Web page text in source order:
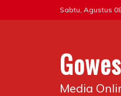
to
Sabtu, Agustus
Media